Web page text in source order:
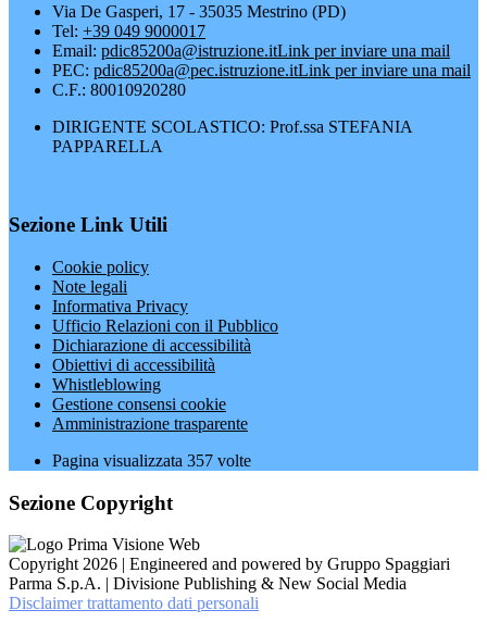
Via De Gasperi, 17 - 35035 Mestrino (PD)
Tel: +39 049 9000017
Email: pdic85200a@istruzione.itLink per inviare una mail
PEC: pdic85200a@pec.istruzione.itLink per inviare una mail
C.F.: 80010920280
DIRIGENTE SCOLASTICO: Prof.ssa STEFANIA
PAPPARELLA
Sezione Link Utili
Cookie policy
Note legali
Informativa Privacy
Ufficio Relazioni con il Pubblico
Dichiarazione di accessibilità
Obiettivi di accessibilità
Whistleblowing
Gestione consensi cookie
Amministrazione trasparente
Pagina visualizzata 357 volte
Sezione Copyright
Copyright 2026 | Engineered and powered by Gruppo Spaggiari
Parma S.p.A. | Divisione Publishing & New Social Media
Disclaimer trattamento dati personali